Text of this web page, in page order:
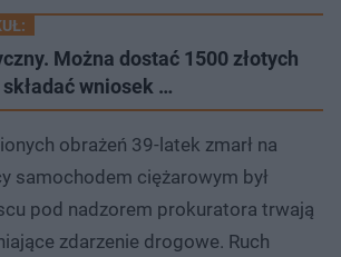
Można dostać 1500 złotych
wniosek …
obrażeń 39-latek zmarł na
samochodem ciężarowym był
pod nadzorem prokuratora trwają
zdarzenie drogowe. Ruch